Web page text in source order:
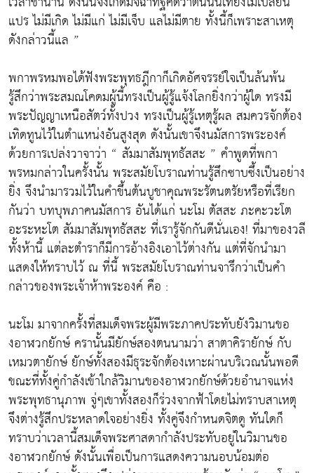
แปร ไม่มีเกิด ไม่มีแก่ ไม่มีเจ็บ แลไม่มีตาย ทั้งนี้ก็เพราะสาเหตุ
ดังกล่าวนี้แล ”
พกาพรหมพอได้ฟังพระพุทธฎีกาก็เกิดอัศจรรย์ใจเป็นล้นพ้น
รู้สึกว่าพระสมณโคดมผู้นี้ทรงเป็นผู้รู้แจ้งโลกยิ่งกว่าผู้ใด ทรงมี
พระปัญญาเหนือสัตว์ทั้งปวง ทรงเป็นผู้รู้เหตุรู้ผล สมควรจักต้อง
เทิดทูนไว้ในตำแหน่งอันสูงสุด ดังนั้นเขาจึงนมัสการพระองค์
ด้วยการเปล่งวาจาว่า “ สัมมาสัมพุทธัสสะ ” คำพูดที่พกา
พรหมกล่าวในครั้งนั้น พระสมัยโบราณท่านรู้สึกซาบซึ้งเป็นอย่าง
ยิ่ง จึงนำมารวมไว้ในคำขึ้นต้นบูชาคุณพระรัตนตรัยหรือที่เรียก
กันว่า บทบุพภาคนมัสการ อันได้แก่ นะโม ตัสสะ ภะคะวะโต
อะระหะโต สัมมาสัมพุทธัสสะ ที่เรารู้จักกันดีนั่นเอง! ที่มาของวลี
ทั้งห้านี้ แต่ละตำราก็มีการอ้างอิงเอาไว้ต่างกัน แต่ที่จักนำมา
แสดงให้ทราบไว้ ณ ที่นี้ พระสมัยโบราณท่านจารึกว่าเป็นคำ
กล่าวของพระเจ้าห้าพระองค์ คือ :
นะโม มาจากครั้งที่สมเด็จพระผู้มีพระภาคประทับยังวิมานขอ
งอาฬวกยักษ์ ครานั้นมียักษ์สองตนนามว่า สาตาคิรายักษ์ กับ
เหมวตายักษ์ ยักษ์ทั้งสองมีธุระจักต้องเหาะผ่านบริเวณนั้นพอดี
ขณะที่ทั้งคู่กำลังเข้าใกล้วิมานของอาฬวกยักษ์ด้วยอำนาจแห่ง
พระพุทธานุภาพ จู่ๆเขาทั้งสองก็ร่วงจากฟ้าโดยไม่ทราบสาเหตุ
จึงต่างรู้สึกประหลาดใจอย่างยิ่ง ทั้งคู่จึงกำหนดจิตดู ทันใดก็
ทราบว่าเวลานี้สมเด็จพระศาสดากำลังประทับอยู่ในวิมานขอ
งอาฬวกยักษ์ ดังนั้นเพื่อเป็นการแสดงความนอบน้อมต่อ